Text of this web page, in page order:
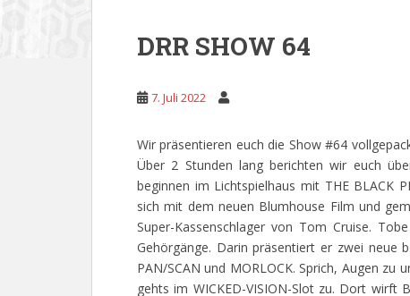
DRR SHOW 64
7. Juli 2022
Wir präsentieren euch die Show #64
Über 2 Stunden lang berichten wir euch
beginnen im Lichtspielhaus mit THE BLACK
sich mit dem neuen Blumhouse Film und
Super-Kassenschlager von Tom Cruise.
Gehörgänge. Darin präsentiert er zwei neue
PAN/SCAN und MORLOCK. Sprich, Augen
gehts im WICKED-VISION-Slot zu. Dort wirft